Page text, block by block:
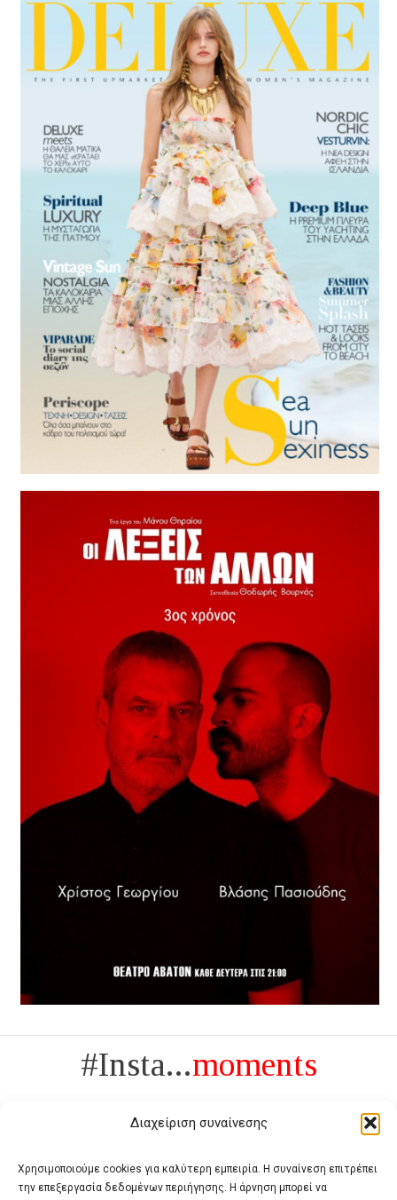
Διαχείριση συναίνεσης
Χρησιμοποιούμε cookies για καλύτερη εμπειρία. Η συναίνεση επιτρέπει
την επεξεργασία δεδομένων περιήγησης. Η άρνηση μπορεί να
#Insta...moments